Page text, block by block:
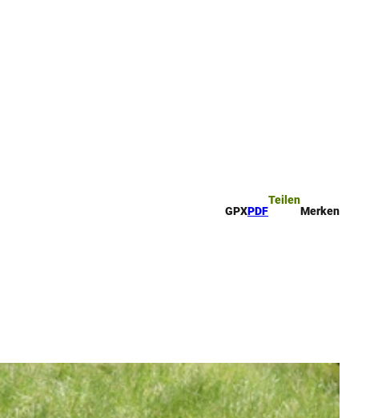
GPXPDF
Teilen
Merken